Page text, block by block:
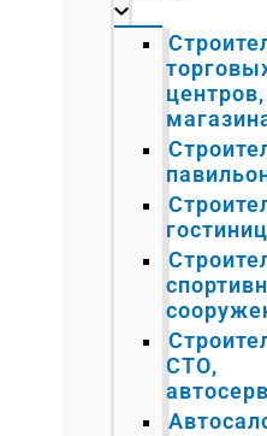
центров,
СТО,